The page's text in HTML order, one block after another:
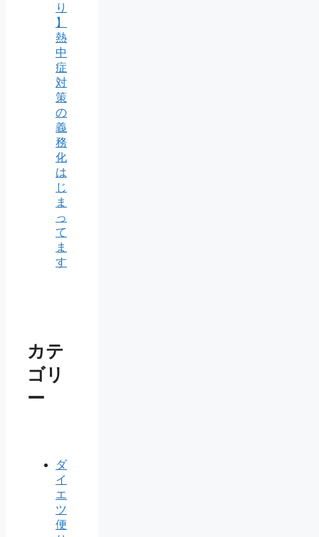
り
】
熱
中
症
対
策
の
義
務
化
は
じ
ま
っ
て
ま
す
カテ
ゴリ
ー
ダ
イ
エ
ツ
便